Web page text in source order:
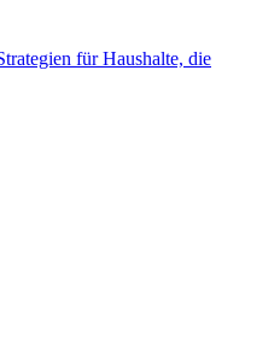
für Haushalte, die